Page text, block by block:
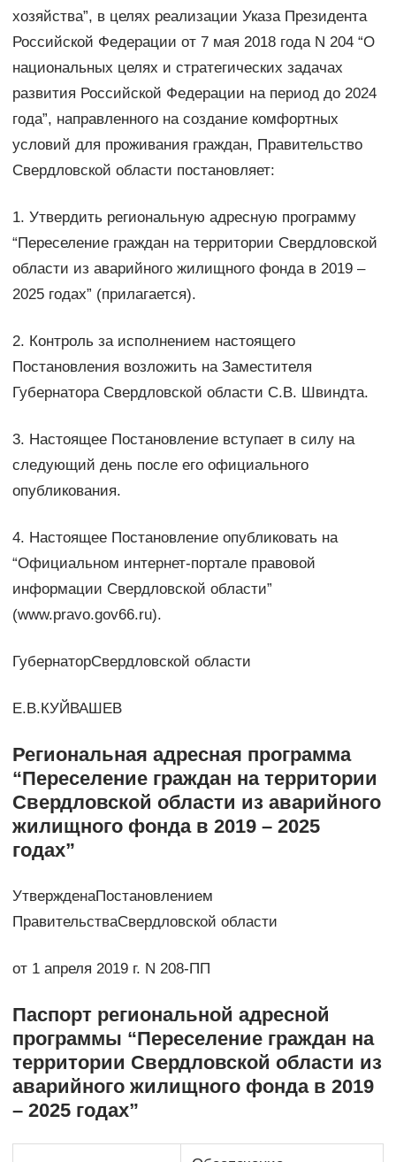
хозяйства”, в целях реализации Указа Президента
Российской Федерации от 7 мая 2018 года N 204 “О
национальных целях и стратегических задачах
развития Российской Федерации на период до 2024
года”, направленного на создание комфортных
условий для проживания граждан, Правительство
Свердловской области постановляет:
1. Утвердить региональную адресную программу
“Переселение граждан на территории Свердловской
области из аварийного жилищного фонда в 2019 –
2025 годах” (прилагается).
2. Контроль за исполнением настоящего
Постановления возложить на Заместителя
Губернатора Свердловской области С.В. Швиндта.
3. Настоящее Постановление вступает в силу на
следующий день после его официального
опубликования.
4. Настоящее Постановление опубликовать на
“Официальном интернет-портале правовой
информации Свердловской области”
(www.pravo.gov66.ru).
ГубернаторСвердловской области
Е.В.КУЙВАШЕВ
Региональная адресная программа
“Переселение граждан на территории
Свердловской области из аварийного
жилищного фонда в 2019 – 2025
годах”
УтвержденаПостановлением
ПравительстваСвердловской области
от 1 апреля 2019 г. N 208-ПП
Паспорт региональной адресной
программы “Переселение граждан на
территории Свердловской области из
аварийного жилищного фонда в 2019
– 2025 годах”